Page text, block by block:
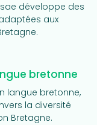
développe des
aux
bretonne
langue bretonne,
la diversité
Bretagne.